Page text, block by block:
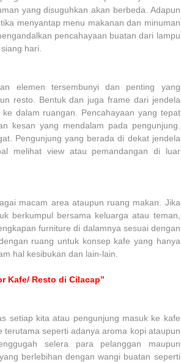
yang disuguhkan akan berbeda. Adapun
menyantap menu makanan dan minuman
pencahayaan buatan dari lampu
hari.
elemen tersembunyi dan penting yang
resto. Bentuk dan juga frame dari jendela
dalam ruangan. Pencahayaan yang tepat
kesan yang mendalam pada pengunjung.
Pengunjung yang berada di dekat jendela
melihat view atau pemandangan di luar
macam area ataupun ruang makan. Jika
berkumpul bersama keluarga atau teman,
furniture di dalamnya sesuai dengan
ruang untuk konsep kafe yang hanya
hal kesibukan dan lain-lain.
Kafe/ Resto di Cilacap”
setiap kita atau pengunjung masuk ke kafe
seperti adanya aroma kopi ataupun
selera para pelanggan maupun
berlebihan dengan wangi buatan seperti